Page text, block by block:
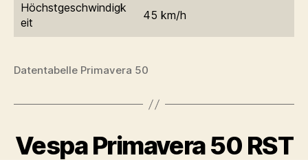
Höchstgeschwindigk
eit
45 km/h
Datentabelle Primavera 50
Vespa Primavera 50 RST